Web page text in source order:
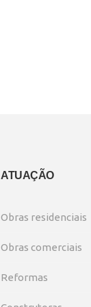
ATUAÇÃO
Obras residenciais
Obras comerciais
Reformas